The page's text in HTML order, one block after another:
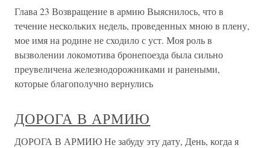
Глава 23 Возвращение в армию Выяснилось, что в
течение нескольких недель, проведенных мною в плену,
мое имя на родине не сходило с уст. Моя роль в
вызволении локомотива бронепоезда была сильно
преувеличена железнодорожниками и ранеными,
которые благополучно вернулись
ДОРОГА В АРМИЮ
ДОРОГА В АРМИЮ Не забуду эту дату, День, когда я